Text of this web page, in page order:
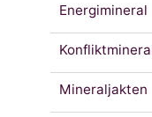
Energimineral
Mineraljakten